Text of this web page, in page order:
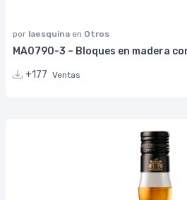
por laesquina en Otros
MA0790-3 – Bloques en madera
+177 Ventas